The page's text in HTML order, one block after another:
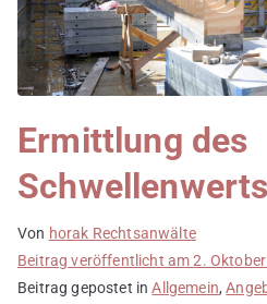
Ermittlung des
Schwellenwerts
Von horak Rechtsanwälte
Beitrag veröffentlicht am2.
Beitrag gepostet inAllgemein,